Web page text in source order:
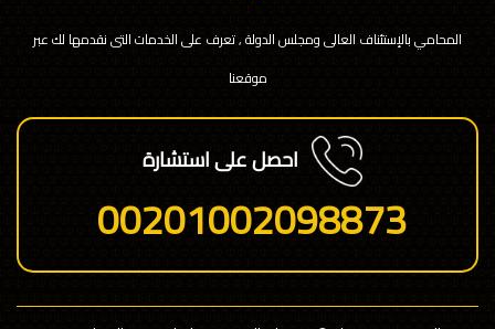
المحامي بالإستئناف العالى ومجلس الدولة , تعرف على الخدمات التى نقدمها لك عبر
موقعنا
احصل على استشارة
00201002098873